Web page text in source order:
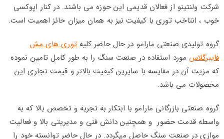
شرکت ولنتینو از فعالان قدیمی این حوزه می باشند. در کنار اپوکسی
خوب ، انتاخب توری با کیفیت نیز به همان میزان حائز اهمیت است.
گروه تولیدی صنعتی مارامو در حال حاضر کلیهتوری های مش
فایبرگلاس مورد استفاده در صنعت سنگ را به طور کامل تامین نموده
که مزیت آن در مقایسه با سایرین کیفیت بالاتر و قیمت تجاری این
محصولات می باشد.
گروه صنعتی بازرگانی مارامو با ابتکار به تجربه و تخصص بالا که به
واسطه قدمت حضور و همچنین دانش فنی و مدیریتی بالا و فعالیت
موازی در صنعت سنگ حاصل میگردد. در حال حاضر توانسته خود را